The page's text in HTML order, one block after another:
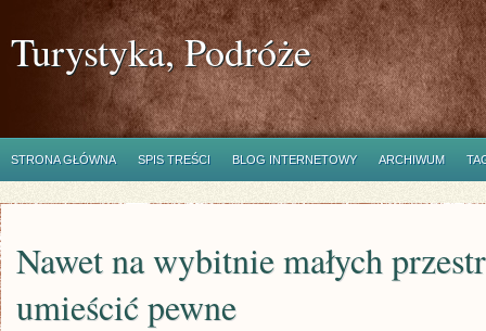
Turystyka, Podróże
STRONA GŁÓWNA SPIS TREŚCI BLOG INTERNETOWY ARCHIWUM
Nawet na wybitnie małych
umieścić pewne